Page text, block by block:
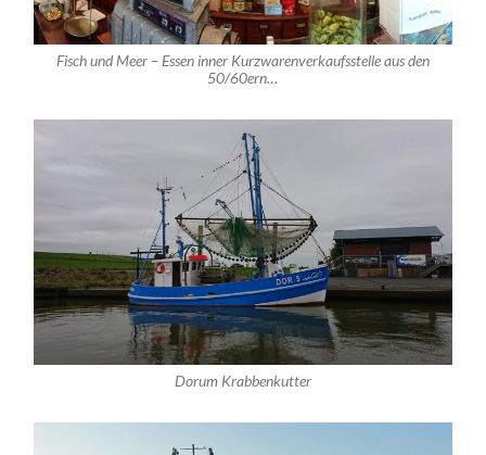
Fisch und Meer – Essen inner Kurzwarenverkaufsstelle aus den
50/60ern…
Dorum Krabbenkutter